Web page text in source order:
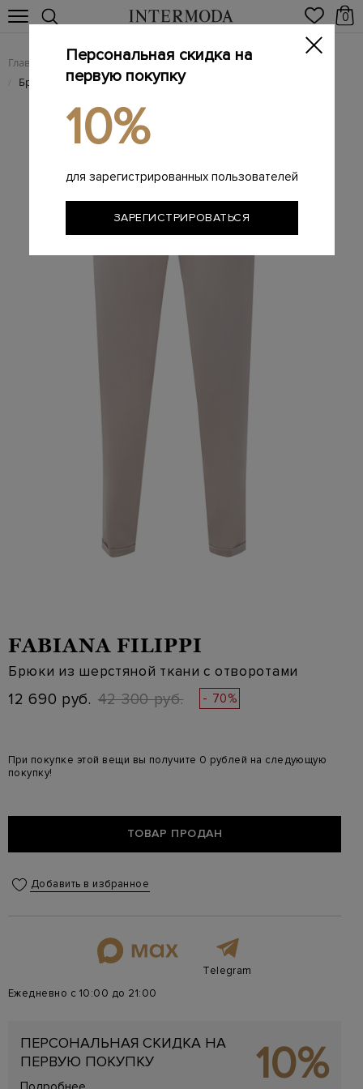
0
Главная Женщинам / Женская одежда / Женские брюки
/ Брюки из шерстяной ткани с отворотами
FABIANA FILIPPI
Брюки из шерстяной ткани с отворотами
12 690 руб. 42 300 руб. - 70%
При покупке этой вещи вы получите 0 рублей на следующую
покупку!
ТОВАР ПРОДАН
Добавить в избранное
Telegram
Ежедневно с 10:00 до 21:00
ПЕРСОНАЛЬНАЯ СКИДКА НА
ПЕРВУЮ ПОКУПКУ
10%
Персональная скидка на
первую покупку
10%
для зарегистрированных пользователей
ЗАРЕГИСТРИРОВАТЬСЯ